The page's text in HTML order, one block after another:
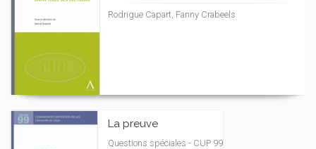
Rodrigue Capart, Fanny Crabeels
La preuve
Questions spéciales - CUP 99